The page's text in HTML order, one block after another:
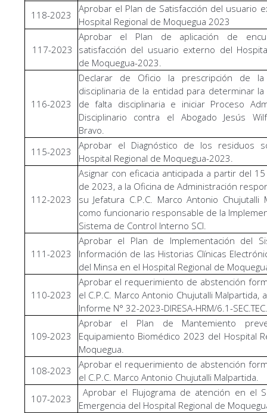
118-2023
Aprobar el Plan de Satisfacción del usuario
Hospital Regional de Moquegua 2023
117-2023
Aprobar el Plan de aplicación de
satisfacción del usuario externo del
de Moquegua-2023.
116-2023
Declarar de Oficio la prescripción de la
disciplinaria de la entidad para determinar la
de falta disciplinaria e iniciar Proceso
Disciplinario contra el Abogado Jesús
Bravo.
115-2023
Aprobar el Diagnóstico de los residuos
Hospital Regional de Moquegua-2023.
112-2023
Asignar con eficacia anticipada a partir del
de 2023, a la Oficina de Administración
su Jefatura C.P.C. Marco Antonio Chujutalli
como funcionario responsable de la
Sistema de Control Interno SCI.
111-2023
Aprobar el Plan de Implementación del
Información de las Historias Clínicas
del Minsa en el Hospital Regional de
110-2023
Aprobar el requerimiento de abstención
el C.P.C. Marco Antonio Chujutalli Malpartida,
Informe N° 32-2023-DIRESA-HRM/6.1-SEC.TEC.
109-2023
Aprobar el Plan de Mantemiento
Equipamiento Biomédico 2023 del Hospital
Moquegua.
108-2023
Aprobar el requerimiento de abstención
el C.P.C. Marco Antonio Chujutalli Malpartida.
107-2023
Aprobar el Flujograma de atención en el
Emergencia del Hospital Regional de